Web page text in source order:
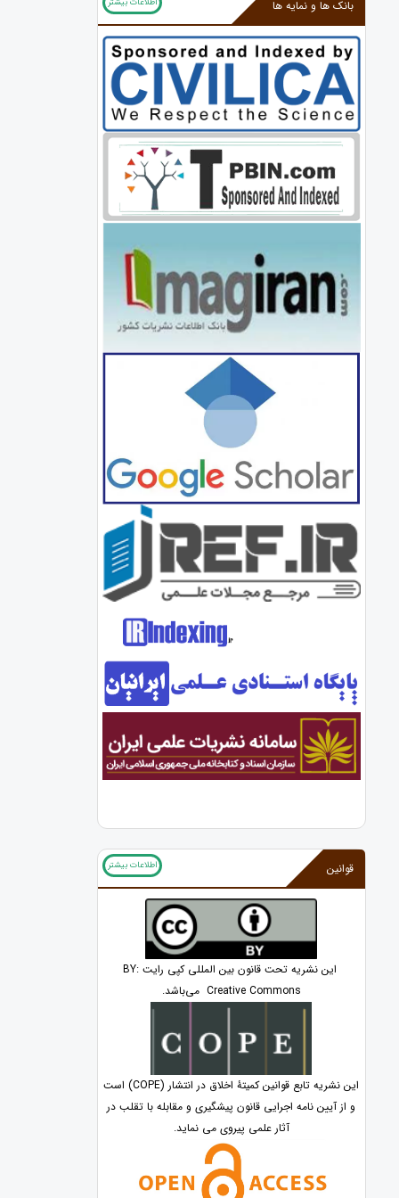
بانک ها و نمایه ها
قوانین اطلاعات بیشتر
این نشریه تحت قانون بین المللی کپی رایت BY:
Creative Commons می‌باشد.
این نشریه تابع قوانین کمیتۀ اخلاق در انتشار (COPE) است
و از آیین نامه اجرایی قانون پیشگیری و مقابله با تقلب در
آثار علمی پیروی می نماید.